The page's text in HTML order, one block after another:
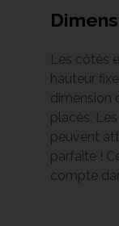
Les côtés
hauteur
dimension
placés.
peuvent
parfaite !
compte